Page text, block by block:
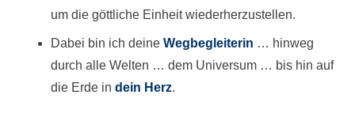
um die göttliche Einheit wiederherzustellen.
Dabei bin ich deine Wegbegleiterin … hinweg
durch alle Welten … dem Universum … bis hin auf
die Erde in dein Herz.